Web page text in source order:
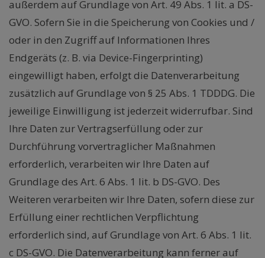
außerdem auf Grundlage von Art. 49 Abs. 1 lit. a DS-
GVO. Sofern Sie in die Speicherung von Cookies und /
oder in den Zugriff auf Informationen Ihres
Endgeräts (z. B. via Device-Fingerprinting)
eingewilligt haben, erfolgt die Datenverarbeitung
zusätzlich auf Grundlage von § 25 Abs. 1 TDDDG. Die
jeweilige Einwilligung ist jederzeit widerrufbar. Sind
Ihre Daten zur Vertragserfüllung oder zur
Durchführung vorvertraglicher Maßnahmen
erforderlich, verarbeiten wir Ihre Daten auf
Grundlage des Art. 6 Abs. 1 lit. b DS-GVO. Des
Weiteren verarbeiten wir Ihre Daten, sofern diese zur
Erfüllung einer rechtlichen Verpflichtung
erforderlich sind, auf Grundlage von Art. 6 Abs. 1 lit.
c DS-GVO. Die Datenverarbeitung kann ferner auf